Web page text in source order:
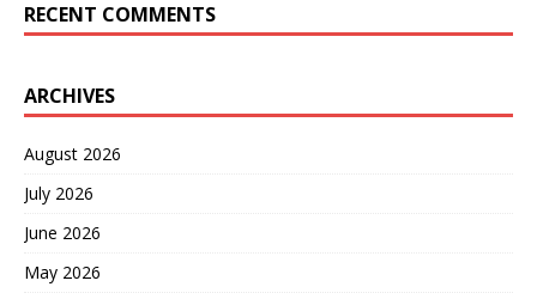
RECENT COMMENTS
ARCHIVES
August 2026
July 2026
June 2026
May 2026